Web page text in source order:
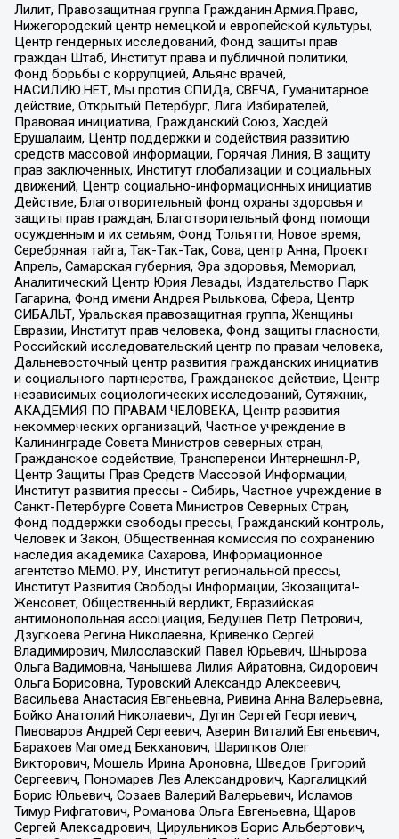
Лилит, Правозащитная группа Гражданин.Армия.Право,
Нижегородский центр немецкой и европейской культуры,
Центр гендерных исследований, Фонд защиты прав
граждан Штаб, Институт права и публичной политики,
Фонд борьбы с коррупцией, Альянс врачей,
НАСИЛИЮ.НЕТ, Мы против СПИДа, СВЕЧА, Гуманитарное
действие, Открытый Петербург, Лига Избирателей,
Правовая инициатива, Гражданский Союз, Хасдей
Ерушалаим, Центр поддержки и содействия развитию
средств массовой информации, Горячая Линия, В защиту
прав заключенных, Институт глобализации и социальных
движений, Центр социально-информационных инициатив
Действие, Благотворительный фонд охраны здоровья и
защиты прав граждан, Благотворительный фонд помощи
осужденным и их семьям, Фонд Тольятти, Новое время,
Серебряная тайга, Так-Так-Так, Сова, центр Анна, Проект
Апрель, Самарская губерния, Эра здоровья, Мемориал,
Аналитический Центр Юрия Левады, Издательство Парк
Гагарина, Фонд имени Андрея Рылькова, Сфера, Центр
СИБАЛЬТ, Уральская правозащитная группа, Женщины
Евразии, Институт прав человека, Фонд защиты гласности,
Российский исследовательский центр по правам человека,
Дальневосточный центр развития гражданских инициатив
и социального партнерства, Гражданское действие, Центр
независимых социологических исследований, Сутяжник,
АКАДЕМИЯ ПО ПРАВАМ ЧЕЛОВЕКА, Центр развития
некоммерческих организаций, Частное учреждение в
Калининграде Совета Министров северных стран,
Гражданское содействие, Трансперенси Интернешнл-Р,
Центр Защиты Прав Средств Массовой Информации,
Институт развития прессы - Сибирь, Частное учреждение в
Санкт-Петербурге Совета Министров Северных Стран,
Фонд поддержки свободы прессы, Гражданский контроль,
Человек и Закон, Общественная комиссия по сохранению
наследия академика Сахарова, Информационное
агентство МЕМО. РУ, Институт региональной прессы,
Институт Развития Свободы Информации, Экозащита!-
Женсовет, Общественный вердикт, Евразийская
антимонопольная ассоциация, Бедушев Петр Петрович,
Дзугкоева Регина Николаевна, Кривенко Сергей
Владимирович, Милославский Павел Юрьевич, Шнырова
Ольга Вадимовна, Чанышева Лилия Айратовна, Сидорович
Ольга Борисовна, Туровский Александр Алексеевич,
Васильева Анастасия Евгеньевна, Ривина Анна Валерьевна,
Бойко Анатолий Николаевич, Дугин Сергей Георгиевич,
Пивоваров Андрей Сергеевич, Аверин Виталий Евгеньевич,
Барахоев Магомед Бекханович, Шарипков Олег
Викторович, Мошель Ирина Ароновна, Шведов Григорий
Сергеевич, Пономарев Лев Александрович, Каргалицкий
Борис Юльевич, Созаев Валерий Валерьевич, Исламов
Тимур Рифгатович, Романова Ольга Евгеньевна, Щаров
Сергей Алексадрович, Цирульников Борис Альбертович,